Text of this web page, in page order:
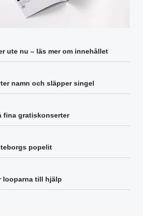
ute nu – läs mer om innehållet
namn och släpper singel
fina gratiskonserter
popelit
looparna till hjälp